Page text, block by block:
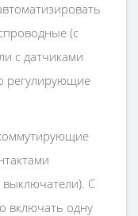
(с
с датчиками
регулирующие
С
включать одну